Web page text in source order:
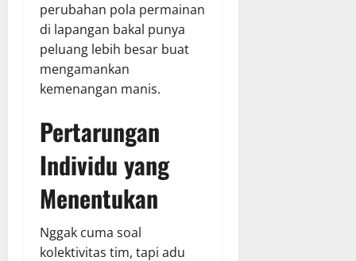
perubahan pola permainan
di lapangan bakal punya
peluang lebih besar buat
mengamankan
kemenangan manis.
Pertarungan
Individu yang
Menentukan
Nggak cuma soal
kolektivitas tim, tapi adu